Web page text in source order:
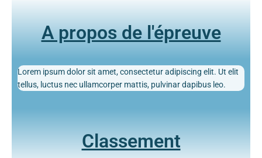
A propos de l'épreuve
Lorem ipsum dolor sit amet, consectetur adipiscing elit. Ut elit
tellus, luctus nec ullamcorper mattis, pulvinar dapibus leo.
Classement